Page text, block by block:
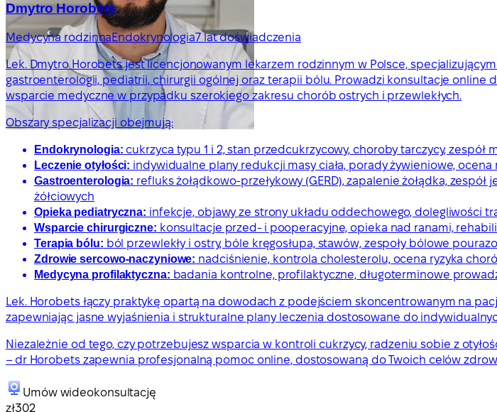
Dmytro Horobets
Medycyna rodzinna Endokrynologia7 lat doświadczenia
Lek. Dmytro Horobets jest licencjonowanym lekarzem rodzinnym w Polsce,
gastroenterologii, pediatrii, chirurgii ogólnej oraz terapii bólu. Prowadzi konsultacje online
wsparcie medyczne w przypadku szerokiego zakresu chorób ostrych i przewlekłych.
Obszary specjalizacji obejmują:
Endokrynologia: cukrzyca typu 1 i 2, stan przedcukrzycowy, choroby tarczycy, zespół
Leczenie otyłości: indywidualne plany redukcji masy ciała, porady żywieniowe,
Gastroenterologia: refluks żołądkowo-przełykowy (GERD), zapalenie żołądka,
żółciowych
Opieka pediatryczna: infekcje, objawy ze strony układu oddechowego, dolegliwości
Wsparcie chirurgiczne: konsultacje przed- i pooperacyjne, opieka nad ranami,
Terapia bólu: ból przewlekły i ostry, bóle kręgosłupa, stawów, zespoły bólowe
Zdrowie sercowo-naczyniowe: nadciśnienie, kontrola cholesterolu, ocena ryzyka
Medycyna profilaktyczna: badania kontrolne, profilaktyczne, długoterminowe
Lek. Horobets łączy praktykę opartą na dowodach z podejściem skoncentrowanym na
zapewniając jasne wyjaśnienia i strukturalne plany leczenia dostosowane do
Niezależnie od tego, czy potrzebujesz wsparcia w kontroli cukrzycy, radzeniu sobie z
– dr Horobets zapewnia profesjonalną pomoc online, dostosowaną do Twoich celów
Umów wideokonsultację
zł302